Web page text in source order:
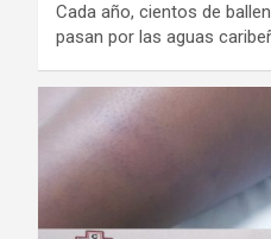
Cada año, cientos de
pasan por las aguas